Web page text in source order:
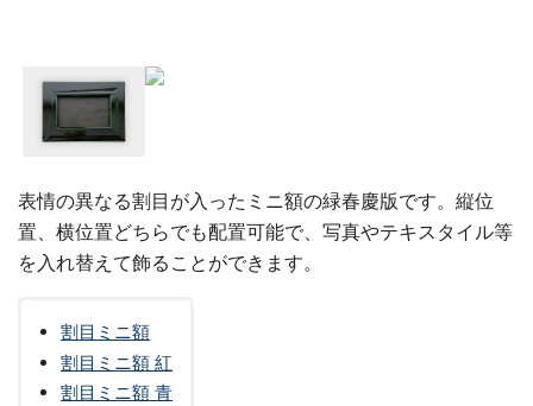
表情の異なる割目が入ったミニ額の緑春慶版です。縦位
置、横位置どちらでも配置可能で、写真やテキスタイル等
を入れ替えて飾ることができます。
割目ミニ額
割目ミニ額 紅
割目ミニ額 青